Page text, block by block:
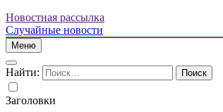
Новостная рассылка
Случайные новости
Меню
Найти:
Заголовки